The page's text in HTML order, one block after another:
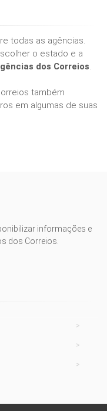
todas as agências.
o estado e a
dos Correios.
também
em algumas de suas
informações e
dos Correios.